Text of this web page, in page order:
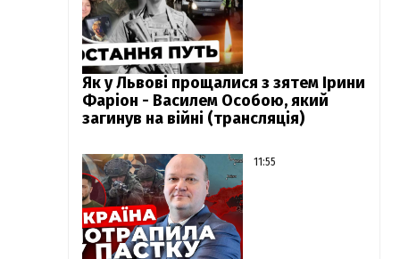
Як у Львові прощалися з зятем Ірини
Фаріон - Василем Особою, який
загинув на війні (трансляція)
11:55